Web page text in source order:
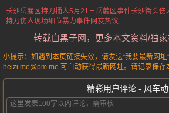
长沙岳麓区持刀捅人5月21日岳麓区事件长沙街头伤
持刀伤人现场细节暴力事件网友热议
转载自黑子网，更多本文资料/独
小提示：如遇到本页链接失效，请发送“我要最新网址
heizi.me@pm.me 可自动获得最新网址。请记录保存
精彩用户评论 - 风车